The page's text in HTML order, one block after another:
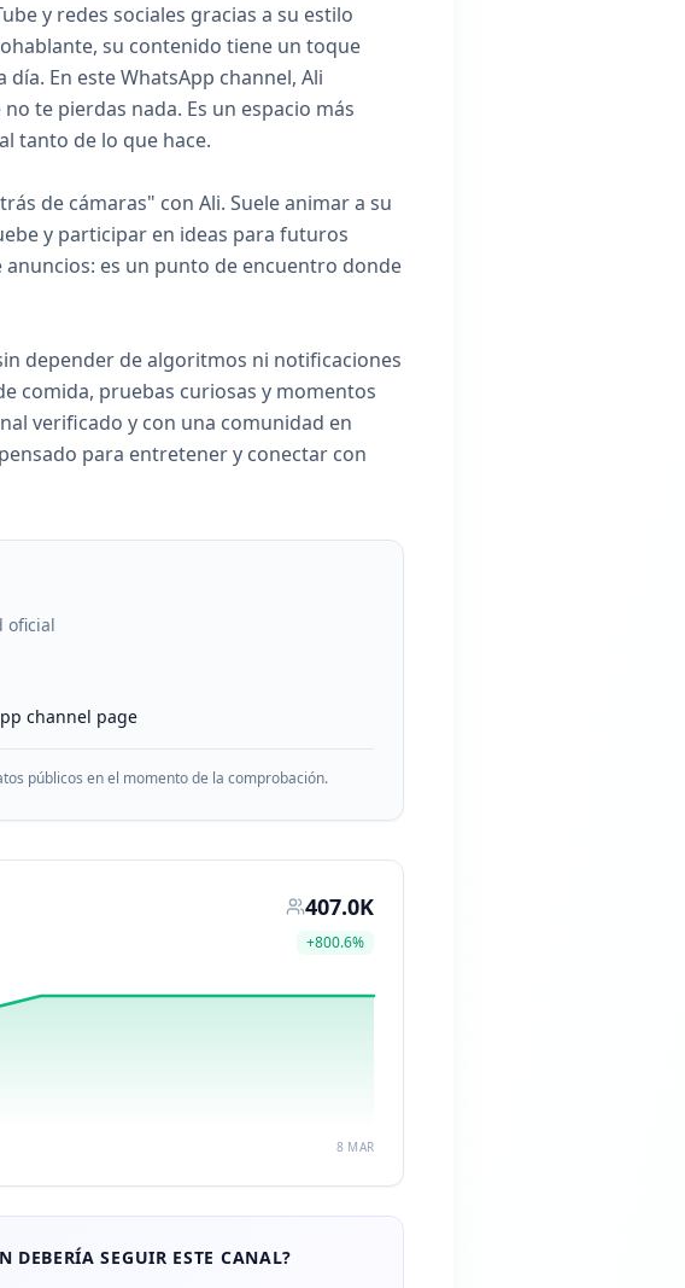
y redes sociales gracias a su estilo
su contenido tiene un toque
En este WhatsApp channel, Ali
te pierdas nada. Es un espacio más
tanto de lo que hace.
de cámaras" con Ali. Suele animar a su
y participar en ideas para futuros
es un punto de encuentro donde
depender de algoritmos ni notificaciones
comida, pruebas curiosas y momentos
verificado y con una comunidad en
para entretener y conectar con
oficial
channel page
públicos en el momento de la comprobación.
407.0K
+800.6%
8 MAR
DEBERÍA SEGUIR ESTE CANAL?